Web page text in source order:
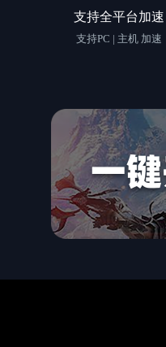
支持全平台加速
支持PC | 主机 加速